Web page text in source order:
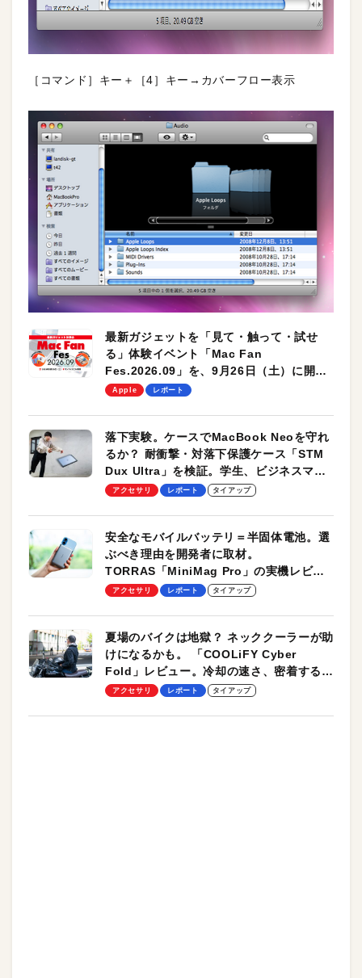
［コマンド］キー＋［4］キー→カバーフロー表示
最新ガジェットを「見て・触って・試せ
る」体験イベント「Mac Fan
Fes.2026.09」を、9月26日（土）に開催
します！
Apple レポート
落下実験。ケースでMacBook Neoを守れ
るか？ 耐衝撃・対落下保護ケース「STM
Dux Ultra」を検証。学生、ビジネスマン
のモバイルユースに最適！
アクセサリ レポート タイアップ
安全なモバイルバッテリ＝半固体電池。選
ぶべき理由を開発者に取材。
TORRAS「MiniMag Pro」の実機レビュ
ーも
アクセサリ レポート タイアップ
夏場のバイクは地獄？ ネッククーラーが助
けになるかも。 「COOLiFY Cyber
Fold」レビュー。冷却の速さ、密着する冷
却プレート、シンプルな操作性がグッド！
アクセサリ レポート タイアップ